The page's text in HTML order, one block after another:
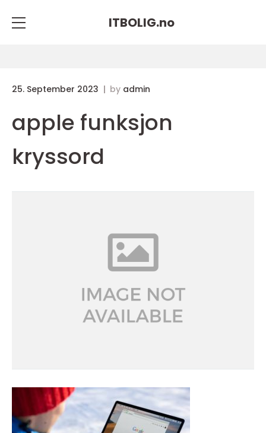
ITBOLIG.no
25. September 2023 by admin
apple funksjon
kryssord